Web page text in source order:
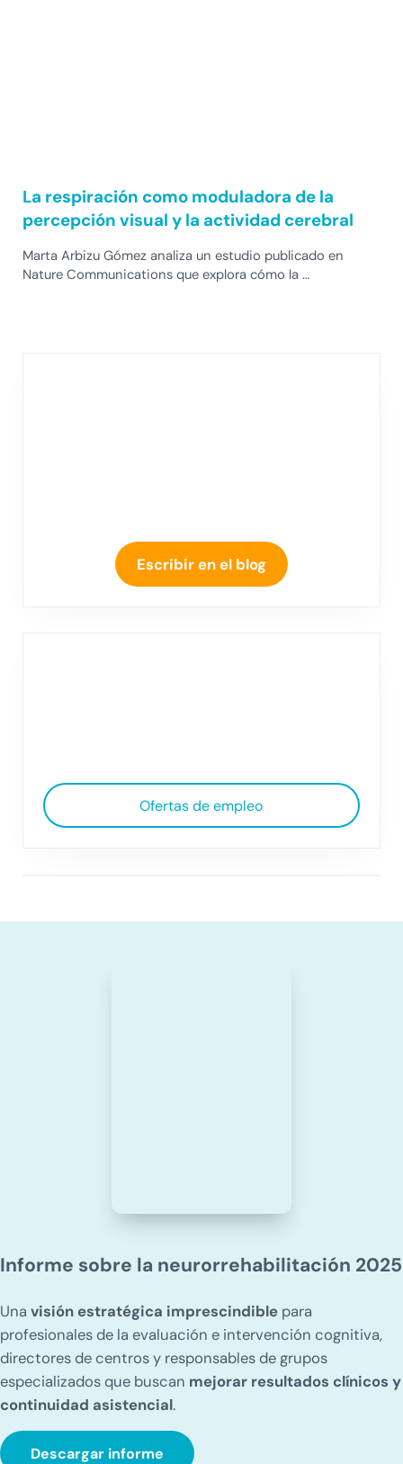
La respiración como moduladora de la
percepción visual y la actividad cerebral
Marta Arbizu Gómez analiza un estudio publicado en
Nature Communications que explora cómo la …
Escribir en el blog
Ofertas de empleo
Informe sobre la neurorrehabilitación 2025
Unavisión estratégica imprescindible para
profesionales de la evaluación e intervención cognitiva,
directores de centros y responsables de grupos
especializados que buscan mejorar resultados clínicos y
continuidad asistencial.
Descargar informe